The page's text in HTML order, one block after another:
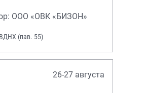
ООО «ОВК «БИЗОН»
(пав. 55)
26-27 августа